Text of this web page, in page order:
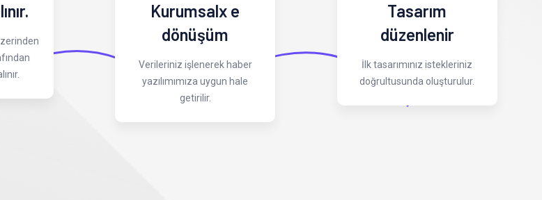
Kurumsalx e
dönüşüm
Verileriniz işlenerek haber
yazılımımıza uygun hale
getirilir.
Tasarım
düzenlenir
İlk tasarımınız istekleriniz
doğrultusunda oluşturulur.